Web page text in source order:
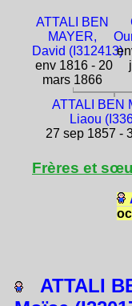
ATTALI BEN
MAYER,
David (I312413)
env 1816 - 20
mars 1866
ATTALI BEN
Liaou
27 sep 1857 -
Frères et
ATTALI